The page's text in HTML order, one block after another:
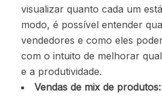
visualizar quanto cada um
modo, é possível entender
vendedores e como eles
com o intuito de melhorar
e a produtividade.
Vendas de mix de produtos: